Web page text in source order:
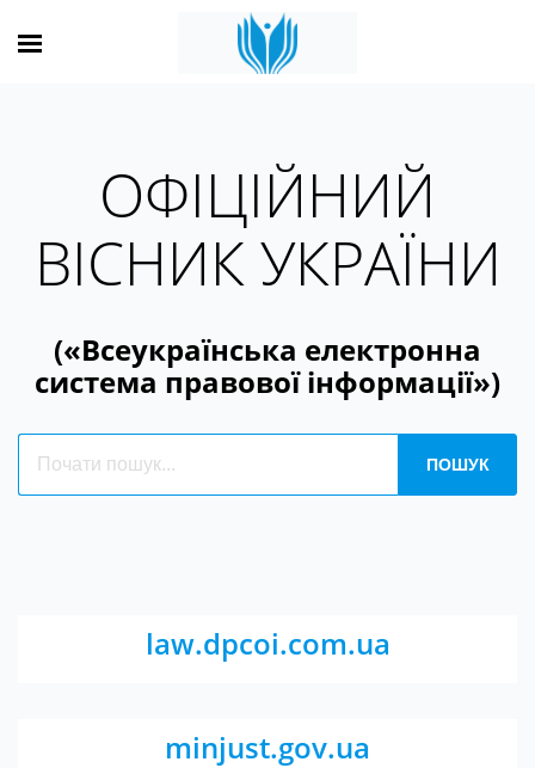
ОФІЦІЙНИЙ
ВІСНИК УКРАЇНИ
(«Всеукраїнська електронна
система правової інформації»)
law.dpcoi.com.ua
minjust.gov.ua